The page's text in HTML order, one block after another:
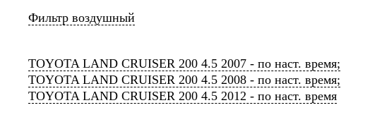
Фильтр воздушный
TOYOTA LAND CRUISER 200 4.5 2007 - по наст. время;
TOYOTA LAND CRUISER 200 4.5 2008 - по наст. время;
TOYOTA LAND CRUISER 200 4.5 2012 - по наст. время